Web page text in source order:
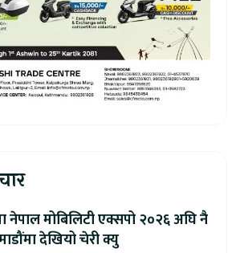
नेपाल मोबिलिटी एक्सपो २०२६ अघि नै
देखियो चेरी क्यु